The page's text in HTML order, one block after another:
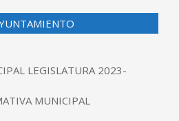
LEGISLATURA 2023-
MUNICIPAL